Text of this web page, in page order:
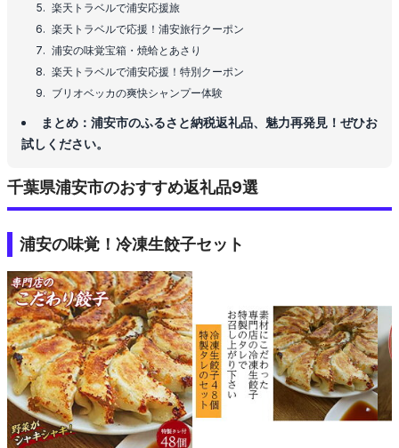
楽天トラベルで浦安応援旅
楽天トラベルで応援！浦安旅行クーポン
浦安の味覚宝箱・焼蛤とあさり
楽天トラベルで浦安応援！特別クーポン
ブリオベッカの爽快シャンプー体験
まとめ：浦安市のふるさと納税返礼品、魅力再発見！ぜひお
試しください。
千葉県浦安市のおすすめ返礼品9選
浦安の味覚！冷凍生餃子セット